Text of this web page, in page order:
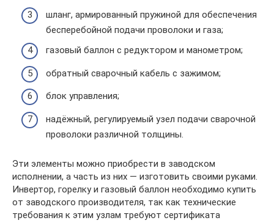
шланг, армированный пружиной для обеспечения
бесперебойной подачи проволоки и газа;
газовый баллон с редуктором и манометром;
обратный сварочный кабель с зажимом;
блок управления;
надёжный, регулируемый узел подачи сварочной
проволоки различной толщины.
Эти элементы можно приобрести в заводском
исполнении, а часть из них — изготовить своими руками.
Инвертор, горелку и газовый баллон необходимо купить
от заводского производителя, так как технические
требования к этим узлам требуют сертификата